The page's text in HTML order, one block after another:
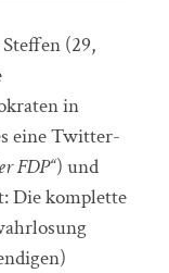
(29,
in
eine Twitter-
FDP“) und
Die komplette